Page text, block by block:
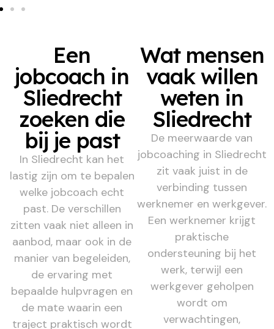
Een
jobcoach in
Sliedrecht
zoeken die
bij je past
In Sliedrecht kan het
lastig zijn om te bepalen
welke jobcoach echt
past. De verschillen
zitten vaak niet alleen in
aanbod, maar ook in de
manier van begeleiden,
de ervaring met
bepaalde hulpvragen en
de mate waarin een
traject praktisch wordt
Wat mensen
vaak willen
weten in
Sliedrecht
De meerwaarde van
jobcoaching in Sliedrecht
zit vaak juist in de
verbinding tussen
werknemer en werkgever.
Een werknemer krijgt
praktische
ondersteuning bij het
werk, terwijl een
werkgever geholpen
wordt om
verwachtingen,